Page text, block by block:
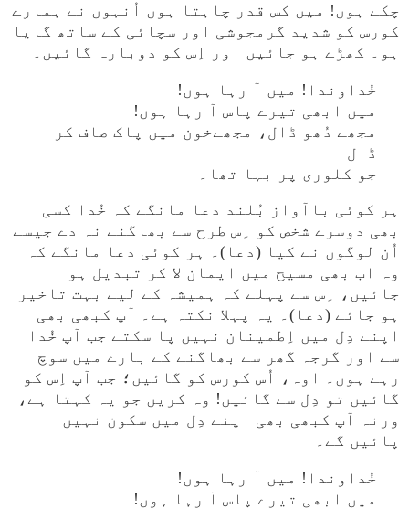
چکے ہوں! میں کس قدر چاہتا ہوں اُنہوں نے ہمارے
کورس کو شدید گرمجوشی اور سچائی کے ساتھ گایا
ہو۔ کھڑے ہو جائیں اور اِس کو دوبارہ گائیں۔
خُداوندا! میں آ رہا ہوں!
میں ابھی تیرے پاس آ رہا ہوں!
مجھے دُھو ڈال، مجھےخون میں پاک صاف کر
ڈال
جو کلوری پر بہا تھا۔
ہر کوئی باآواز بُلند دعا مانگے کہ خُدا کسی
بھی دوسرے شخص کو اِس طرح سے بھاگنے نہ دے جیسے
اُن لوگوں نے کیا (دعا)۔ ہر کوئی دعا مانگے کہ
وہ اب بھی مسیح میں ایمان لا کر تبدیل ہو
جائیں، اِس سے پہلے کہ ہمیشہ کے لیے بہت تاخیر
ہو جائے (دعا)۔ یہ پہلا نکتہ ہے۔ آپ کبھی بھی
اپنے دِل میں اِطمینان نہیں پا سکتے جب آپ خُدا
سے اور گرجہ گھر سے بھاگنے کے بارے میں سوچ
رہے ہوں۔ اوہ، اُس کورس کو گائیں؛ جب آپ اِس کو
گائیں تو دِل سے گائیں! وہ کریں جو یہ کہتا ہے،
ورنہ آپ کبھی بھی اپنے دِل میں سکون نہیں
پائیں گے۔
خُداوندا! میں آ رہا ہوں!
میں ابھی تیرے پاس آ رہا ہوں!